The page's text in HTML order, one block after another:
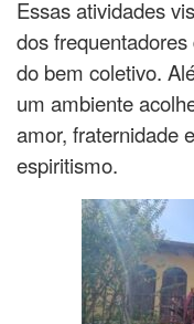
Essas atividades
dos
do bem coletivo.
um ambiente
amor, fraternidade
espiritismo.